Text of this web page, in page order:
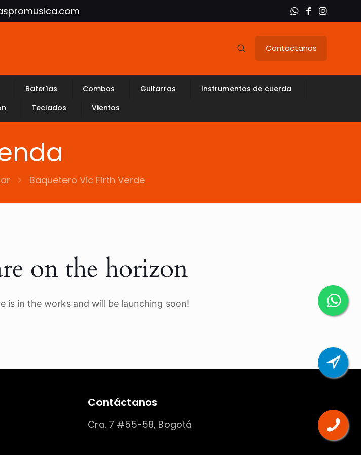
Contactanos
Baterías Combos Guitarras
Instrumentos de cuerda
Teclados Vientos
Baquetero Vic Firth Verde
on the horizon
is in the works and will be launching soon!
Contáctanos
Cra. 7 #55-58, Bogotá